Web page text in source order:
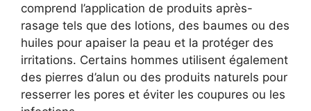
comprend l’application de produits après-
rasage tels que des lotions, des baumes ou des
huiles pour apaiser la peau et la protéger des
irritations. Certains hommes utilisent également
des pierres d’alun ou des produits naturels pour
resserrer les pores et éviter les coupures ou les